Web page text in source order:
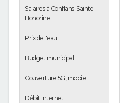
Salaires à Conflans-Sainte-
Honorine
Prix de l'eau
Budget municipal
Couverture 5G, mobile
Débit Internet